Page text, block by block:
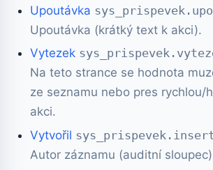
Upoutávka
Upoutávka (krátký text k akci).
Vytezek
Na teto strance se hodnota
ze seznamu nebo pres rychlou/
akci.
Vytvořil
Autor záznamu (auditní